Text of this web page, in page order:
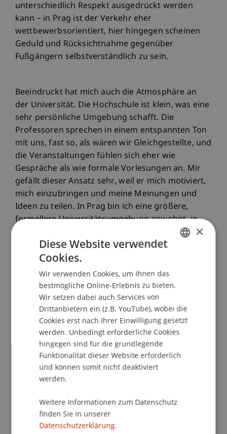
unterschiedlich Respekt ausgedrückt werden
kann – in Prag ist der Verkehr eher
wettbewerbsorientiert, hier hingegen scheinen
Geduld und Rücksichtnahme gegenüber
Fußgängern selbstverständlich zu sein.
Beeindruckt hat mich auch die Atmosphäre an
der Universität. Die Hochschule ist klein, was eine
sehr persönliche Umgebung schafft. Die
Professoren sprechen in einem entspannten Ton
mit uns, fast so, als wären wir Gleichgestellte, und
die Veranstaltungen fühlen sich eher wie
Gespräche als wie formale Vorlesungen an. Mir
gefällt dieser Ansatz sehr, weil er mich motiviert,
mich einzubringen und meine Meinungen und
Ideen zu teilen. In Prag bin ich eine größere,
formellere Universitätsumgebung gewohnt, in
Studierenden deutlich größer ist.
Auch das Einkaufen ist hier eine kulturelle
Lektion. Ich war überrascht, wie eingeschränkt
die Öffnungszeiten der Supermärkte sind. In Prag
bin ich es gewohnt, dass Geschäfte bis spät
geöffnet haben, manche sogar rund um die Uhr.
Hier schließen die Läden früh, und sonntags ist
alles komplett geschlossen. Anfangs fand ich das
ziemlich lästig, doch mit der Zeit beginne ich zu
verstehen, welche Werte dahinterstehen: Zeit mit
Lebenstempo statt ständiger Verfügbarkeit.
×
Diese Website verwendet
Cookies.
Wir verwenden Cookies, um Ihnen das
bestmögliche Online-Erlebnis zu bieten.
Wir setzen dabei auch Services von
Drittanbietern ein (z.B. YouTube), wobei die
Cookies erst nach Ihrer Einwilligung gesetzt
werden. Unbedingt erforderliche Cookies
hingegen sind für die grundlegende
Funktionalität dieser Website erforderlich
und können somit nicht deaktiviert
werden.
Weitere Informationen zum Datenschutz
finden Sie in unserer
Datenschutzerklärung.